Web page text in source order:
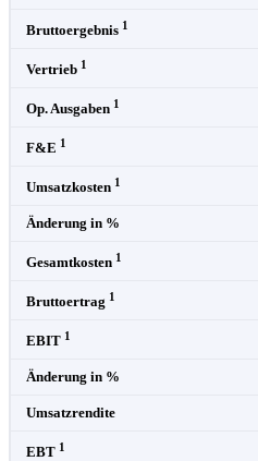
Bruttoergebnis 1
Vertrieb 1
Op. Ausgaben 1
F&E 1
Umsatzkosten 1
Änderung in %
Gesamtkosten 1
Bruttoertrag 1
EBIT 1
Änderung in %
Umsatzrendite
EBT 1